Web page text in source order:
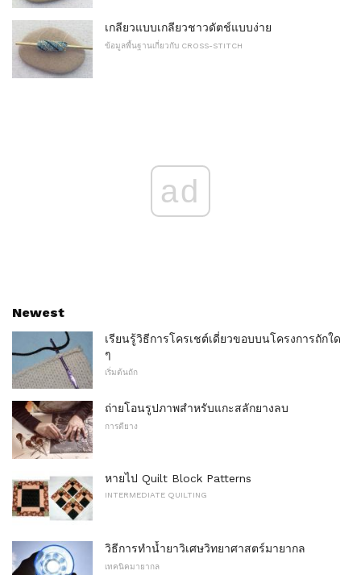
เกลียวแบบเกลียวชาวดัตช์แบบง่าย
ข้อมูลพื้นฐานเกี่ยวกับ CROSS-STITCH
ad
Newest
เรียนรู้วิธีการโครเชต์เดี่ยวขอบบนโครงการถักใด
ๆ
เริ่มต้นถัก
ถ่ายโอนรูปภาพสำหรับแกะสลักยางลบ
การตียาง
หายไป Quilt Block Patterns
INTERMEDIATE QUILTING
วิธีการทำน้ำยาวิเศษวิทยาศาสตร์มายากล
เทคนิคมายากล